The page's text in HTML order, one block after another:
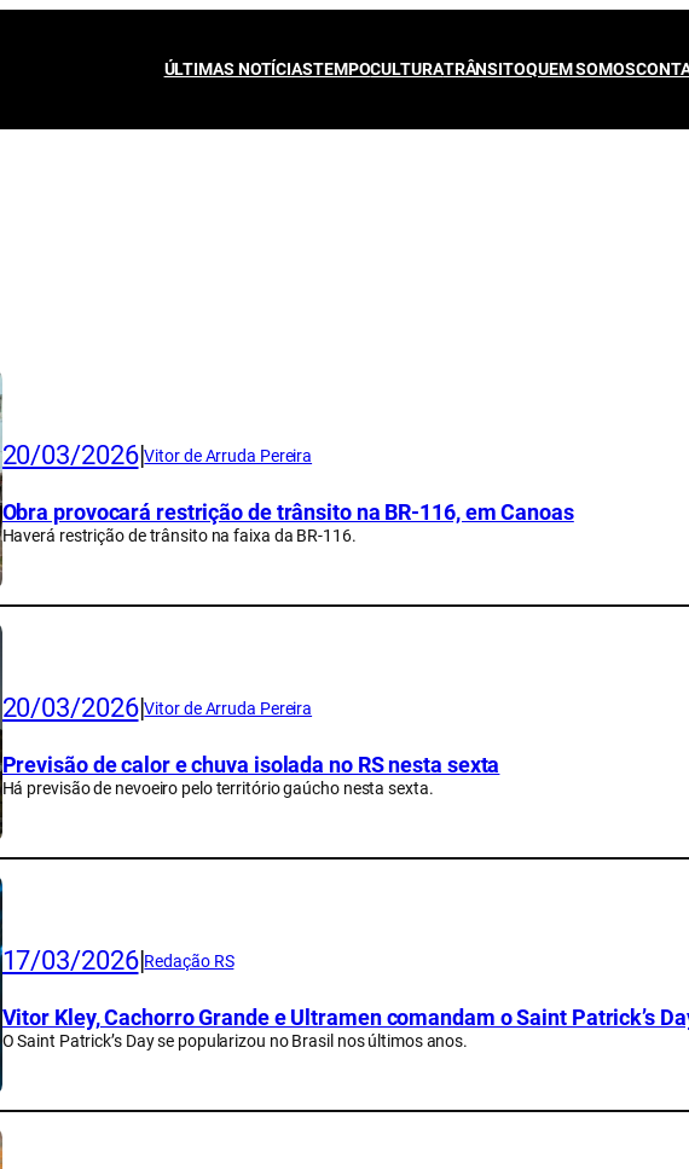
ÚLTIMAS NOTÍCIASTEMPOCULTURATRÂNSITOQUEM SOMOS
20/03/2026|Vitor de Arruda Pereira
Obra provocará restrição de trânsito na BR-116, em Canoas
Haverá restrição de trânsito na faixa da BR-116.
20/03/2026|Vitor de Arruda Pereira
Previsão de calor e chuva isolada no RS nesta sexta
Há previsão de nevoeiro pelo território gaúcho nesta sexta.
17/03/2026|Redação RS
Vitor Kley, Cachorro Grande e Ultramen comandam o Saint Patrick’s
O Saint Patrick’s Day se popularizou no Brasil nos últimos anos.